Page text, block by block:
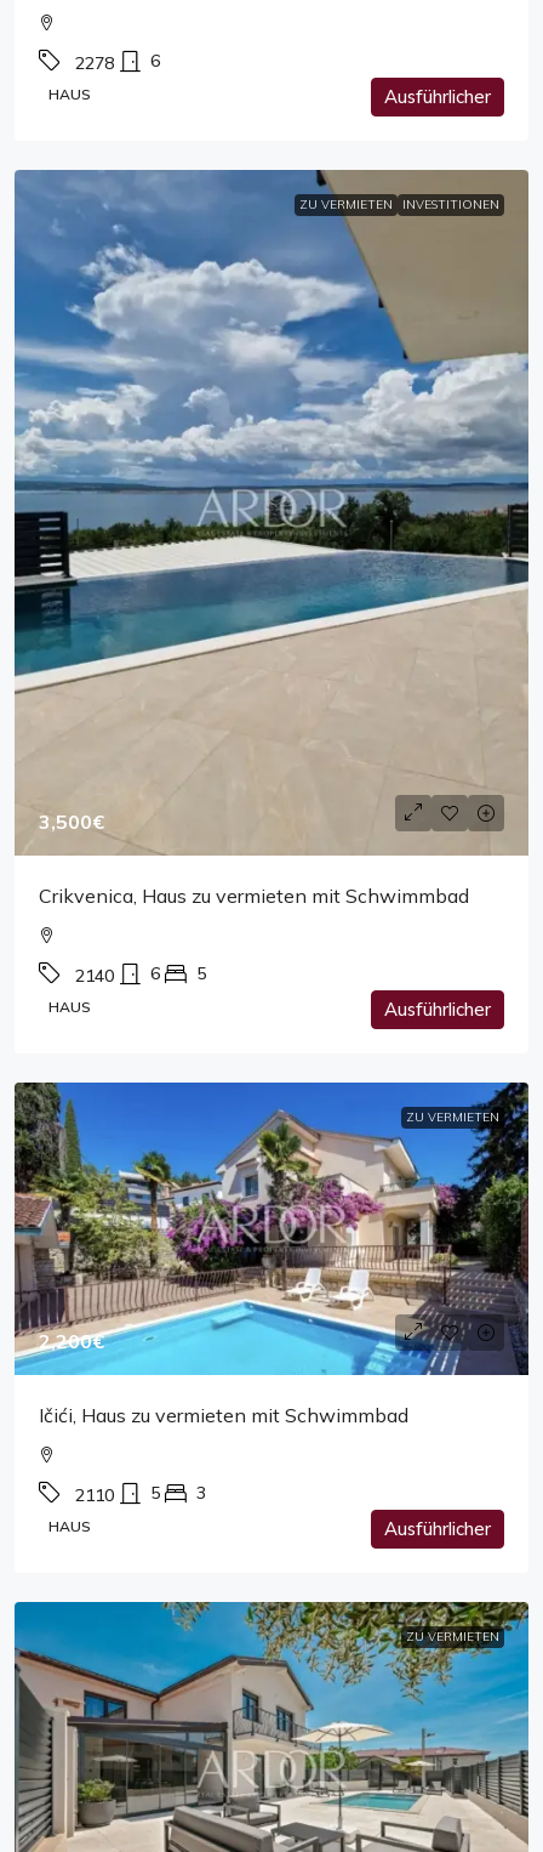
2278 6
HAUS Ausführlicher
ZU VERMIETEN INVESTITIONEN
3,500€
Crikvenica, Haus zu vermieten mit Schwimmbad
2140 6 5
HAUS Ausführlicher
ZU VERMIETEN
2,200€
Ičići, Haus zu vermieten mit Schwimmbad
2110 5 3
HAUS Ausführlicher
ZU VERMIETEN